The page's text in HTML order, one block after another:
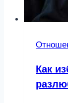
Как